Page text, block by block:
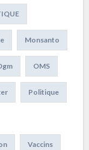
Monsanto
OMS
Politique
Vaccins